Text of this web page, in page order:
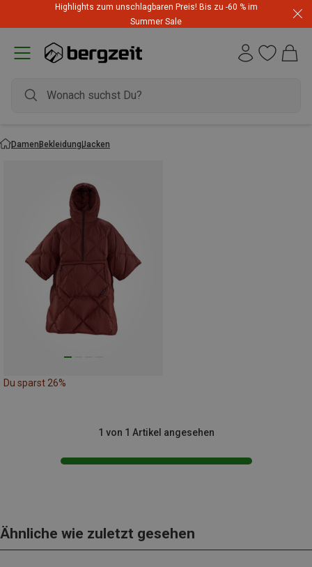
Highlights zum unschlagbaren Preis! Bis zu -60 % im
Summer Sale
DamenBekleidungJacken
Du sparst 26%
1 von 1 Artikel angesehen
Ähnliche wie zuletzt gesehen